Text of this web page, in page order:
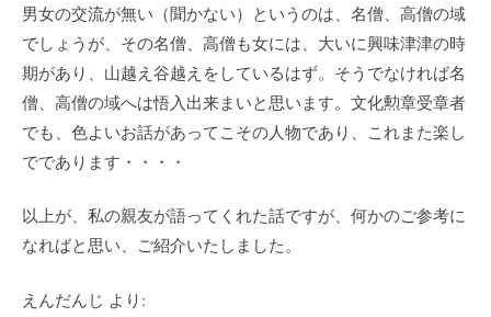
男女の交流が無い（聞かない）というのは、名僧、高僧の域
でしょうが、その名僧、高僧も女には、大いに興味津津の時
期があり、山越え谷越えをしているはず。そうでなければ名
僧、高僧の域へは悟入出来まいと思います。文化勲章受章者
でも、色よいお話があってこその人物であり、これまた楽し
でであります・・・・
以上が、私の親友が語ってくれた話ですが、何かのご参考に
なればと思い、ご紹介いたしました。
えんだんじ より: